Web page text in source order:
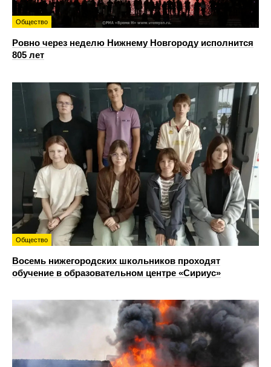
Общество
Ровно через неделю Нижнему Новгороду исполнится
805 лет
Общество
Восемь нижегородских школьников проходят
обучение в образовательном центре «Сириус»